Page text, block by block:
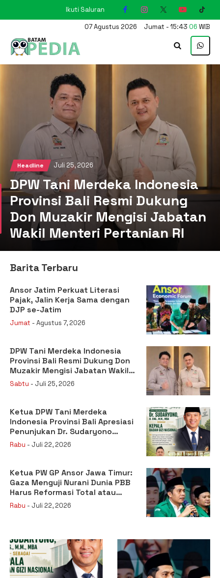
Ikuti Saluran
07 Agustus 2026 Jumat -15:43 07 WIB
Headline Juli 25, 2026
DPW Tani Merdeka Indonesia
Provinsi Bali Resmi Dukung
Don Muzakir Mengisi Jabatan
Wakil Menteri Pertanian RI
Barita Terbaru
Ansor Jatim Perkuat Literasi
Pajak, Jalin Kerja Sama dengan
DJP se-Jatim
Jumat - Agustus 7, 2026
DPW Tani Merdeka Indonesia
Provinsi Bali Resmi Dukung Don
Muzakir Mengisi Jabatan Wakil
Menteri Pertanian RI
Sabtu - Juli 25, 2026
Ketua DPW Tani Merdeka
Indonesia Provinsi Bali Apresiasi
Penunjukan Dr. Sudaryono
sebagai Kepala Badan Gizi
Rabu - Juli 22, 2026
Ketua PW GP Ansor Jawa Timur:
Gaza Menguji Nurani Dunia PBB
Harus Reformasi Total atau
Kehilangan Legitimasi
Rabu - Juli 22, 2026